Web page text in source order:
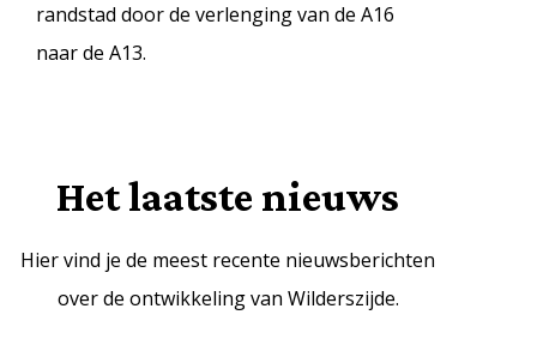
randstad door de verlenging van de A16
naar de A13.
Het laatste nieuws
Hier vind je de meest recente nieuwsberichten
over de ontwikkeling van Wilderszijde.